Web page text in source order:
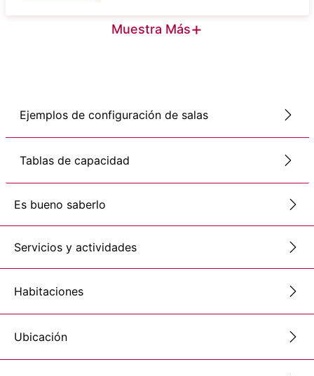
Muestra Más+
Ejemplos de configuración de salas
Tablas de capacidad
Es bueno saberlo
Servicios y actividades
Habitaciones
Ubicación